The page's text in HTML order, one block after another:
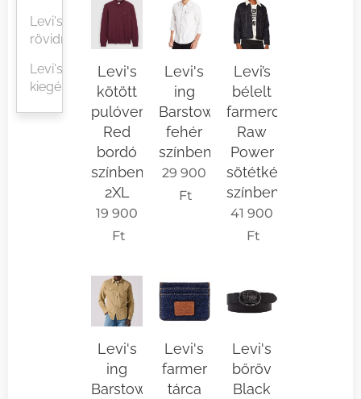
Levi's
rövidnadrágok
Levi's
kiegészítők
Levi's
kötött
pulóver
Red
bordó
színben
2XL
19 900
Ft
Levi's
ing
Barstow
fehér
színben
29 900
Ft
Levi’s
bélelt
farmerdzseki
Raw
Power
sötétkék
színben
41 900
Ft
Levi's
ing
Barstow
Levi's
farmer
tárca
Levi's
bőröv
Black